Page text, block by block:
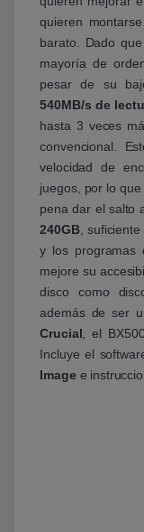
quieren
barato. Dado
mayoría de
pesar de su
540MB/s de
hasta 3 veces
convencional.
velocidad de
juegos, por lo
pena dar el salto
240GB,
y los programas
mejore su
disco como
además de ser
Crucial , el
Incluye el
Imagee